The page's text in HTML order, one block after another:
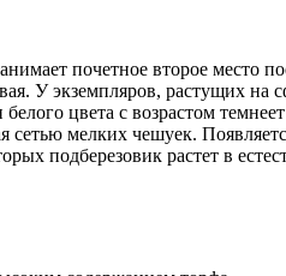
почетное второе место
У экземпляров, растущих
цвета с возрастом
сетью мелких чешуек.
подберезовик растет в